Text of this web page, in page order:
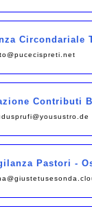
Circondariale
Contributi
Pastori -